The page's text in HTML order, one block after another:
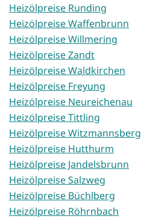
Heizölpreise Runding
Heizölpreise Waffenbrunn
Heizölpreise Willmering
Heizölpreise Zandt
Heizölpreise Waldkirchen
Heizölpreise Freyung
Heizölpreise Neureichenau
Heizölpreise Tittling
Heizölpreise Witzmannsberg
Heizölpreise Hutthurm
Heizölpreise Jandelsbrunn
Heizölpreise Salzweg
Heizölpreise Büchlberg
Heizölpreise Röhrnbach